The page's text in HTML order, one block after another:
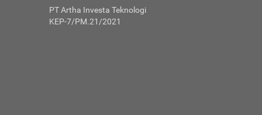
kembali ideal.
utang
PT Artha Investa Teknologi
KEP-7/PM.21/2021